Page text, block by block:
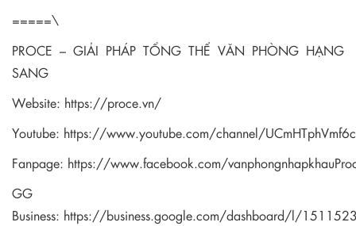
=====\
PROCE – GIẢI PHÁP TỔNG THỂ VĂN PHÒNG HẠNG
SANG
Website: https://proce.vn/
Youtube: https://www.youtube.com/channel/
Fanpage: https://www.facebook.com/
GG
Business: https://business.google.com/dashboard/l/